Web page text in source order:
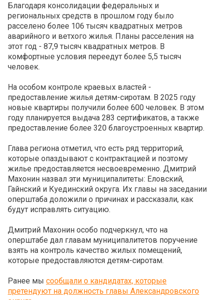
Благодаря консолидации федеральных и
региональных средств в прошлом году было
расселено более 106 тысяч квадратных метров
аварийного и ветхого жилья. Планы расселения на
этот год - 87,9 тысяч квадратных метров. В
комфортные условия переедут более 5,5 тысяч
человек.
На особом контроле краевых властей -
предоставление жилья детям-сиротам. В 2025 году
новые квартиры получили более 600 человек. В этом
году планируется выдача 283 сертификатов, а также
предоставление более 320 благоустроенных квартир.
Глава региона отметил, что есть ряд территорий,
которые опаздывают с контрактацией и поэтому
жилье предоставляется несвоевременно. Дмитрий
Махонин назвал эти муниципалитеты: Еловский,
Гайнский и Куединский округа. Их главы на заседании
оперштаба доложили о причинах и рассказали, как
будут исправлять ситуацию.
Дмитрий Махонин особо подчеркнул, что на
оперштабе дал главам муниципалитетов поручение
взять на контроль качество жилых помещений,
которые предоставляются детям-сиротам.
Ранее мы сообщали о кандидатах, которые
претендуют на должность главы Александровского